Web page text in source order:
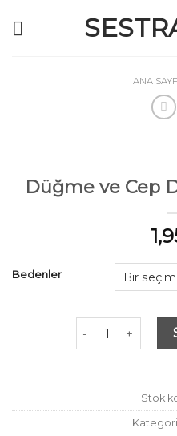
ANA
Düğme ve Cep
Bedenler
Düğme ve Cep
Stok